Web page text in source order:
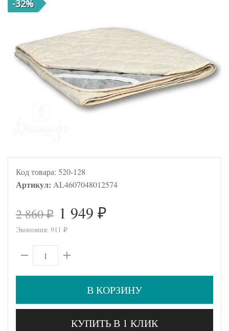
-32%
Код товара: 520-128
Артикул: AL4607048012574
2 860₽ 1 949 ₽
Экономия: 911 ₽
В КОРЗИНУ
КУПИТЬ В 1 КЛИК